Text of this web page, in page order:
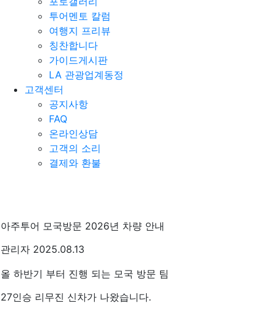
투어멘토 칼럼
여행지 프리뷰
칭찬합니다
가이드게시판
LA 관광업계동정
고객센터
공지사항
FAQ
온라인상담
고객의 소리
결제와 환불
아주투어 모국방문 2026년 차량 안내
관리자 2025.08.13
올 하반기 부터 진행 되는 모국 방문 팀
27인승 리무진 신차가 나왔습니다.